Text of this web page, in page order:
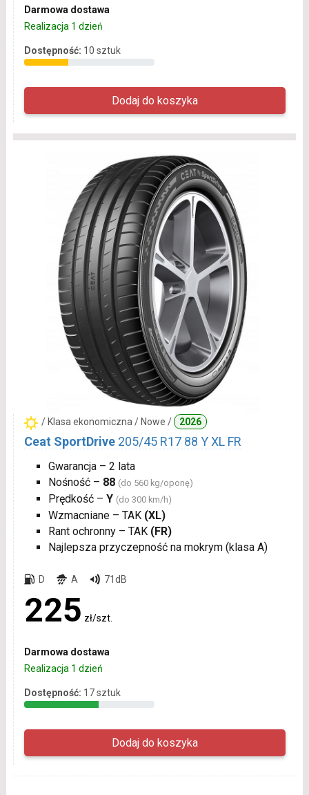
Darmowa dostawa
Realizacja 1 dzień
Dostępność: 10 sztuk
/ Klasa ekonomiczna / Nowe / 2026
Ceat SportDrive 205/45 R17 88 Y XL FR
Gwarancja – 2 lata
Nośność – 88 (do 560 kg/oponę)
Prędkość – Y (do 300 km/h)
Wzmacniane – TAK (XL)
Rant ochronny – TAK (FR)
Najlepsza przyczepność na mokrym (klasa A)
D A 71dB
225 zł/szt.
Darmowa dostawa
Realizacja 1 dzień
Dostępność: 17 sztuk